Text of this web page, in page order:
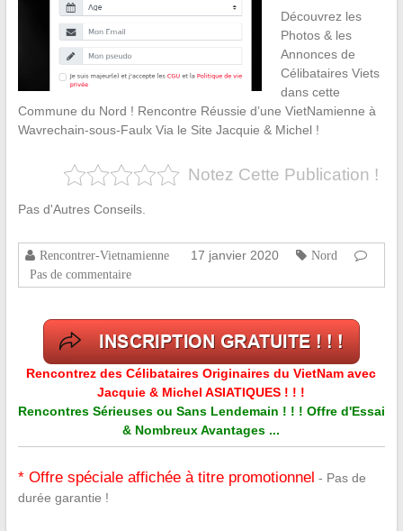
Découvrez les
Photos & les
Annonces de
Célibataires Viets
dans cette
Commune du Nord ! Rencontre Réussie d’une VietNamienne à
Wavrechain-sous-Faulx Via le Site Jacquie & Michel !
Notez Cette Publication !
Pas d'Autres Conseils.
Rencontrer-Vietnamienne 17 janvier 2020
Nord
Pas de commentaire
Rencontrez des Célibataires Originaires du VietNam avec
Jacquie & Michel ASIATIQUES ! ! !
Rencontres Sérieuses ou Sans Lendemain ! ! ! Offre d'Essai
& Nombreux Avantages ...
* Offre spéciale affichée à titre promotionnel - Pas de
durée garantie !